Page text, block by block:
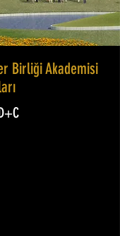
Birliği Akademisi